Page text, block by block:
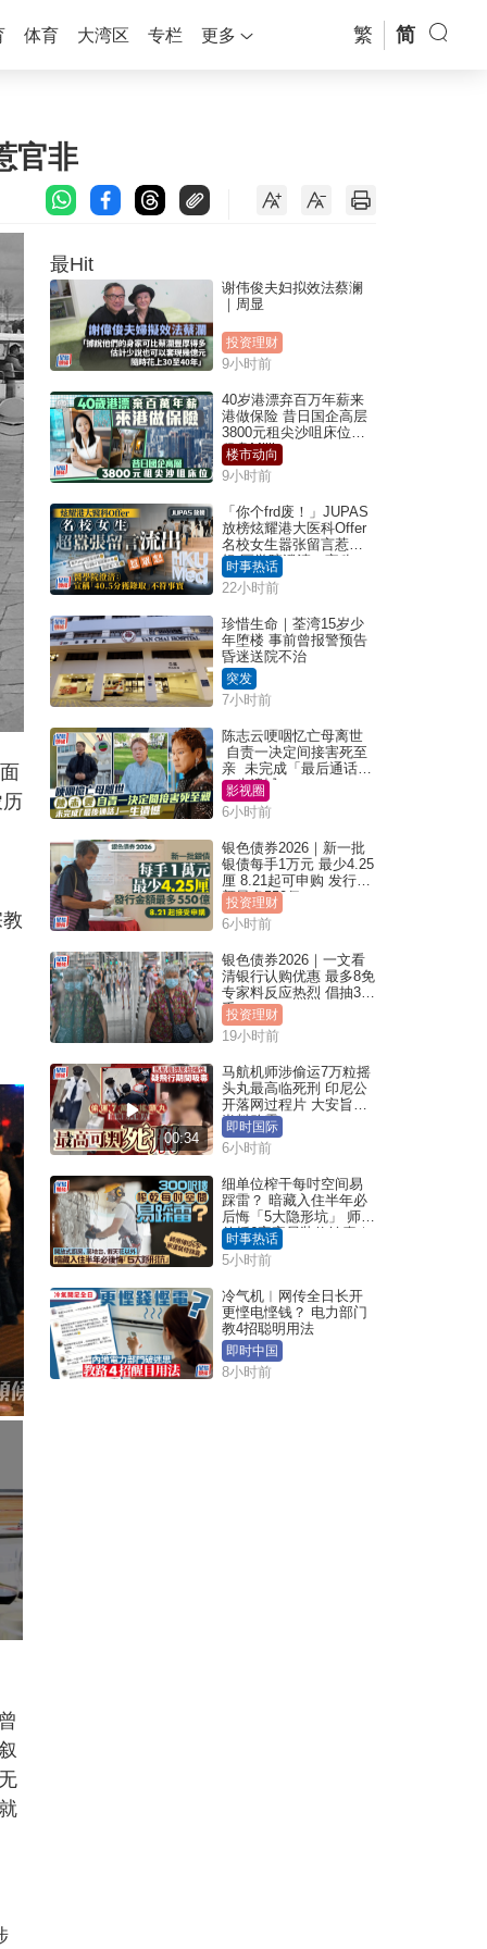
体育 大湾区 专栏 更多 繁 简
官非
最Hit
谢伟俊夫妇拟效法蔡澜
｜周显
投资理财
9小时前
40岁港漂弃百万年薪来
港做保险 昔日国企高层
3800元租尖沙咀床位｜
租盘Million
楼市动向
9小时前
「你个frd废！」JUPAS
放榜炫耀港大医科Offer
名校女生嚣张留言惹众
怒 医学院澄清：宣称
「40.5分获录取」不符事
实｜Juicy叮
时事热话
22小时前
珍惜生命｜荃湾15岁少
年堕楼 事前曾报警预告
昏迷送院不治
突发
7小时前
陈志云哽咽忆亡母离世
自责一决定间接害死至
亲 未完成「最后通话」
一生遗憾
影视圈
6小时前
银色债券2026｜新一批
银债每手1万元 最少4.25
厘 8.21起可申购 发行金
额最多550亿
投资理财
6小时前
银色债券2026｜一文看
清银行认购优惠 最多8免
专家料反应热烈 倡抽30
手
投资理财
19小时前
00:34
马航机师涉偷运7万粒摇
头丸最高临死刑 印尼公
开落网过程片 大安旨意
岂料败露
即时国际
6小时前
细单位榨干每吋空间易
踩雷？ 暗藏入住半年必
后悔「5大隐形坑」 师傅
传授6字家居装修锦囊｜
Juicy叮
时事热话
5小时前
冷气机︱网传全日长开
更悭电悭钱？ 电力部门
教4招聪明用法
即时中国
8小时前